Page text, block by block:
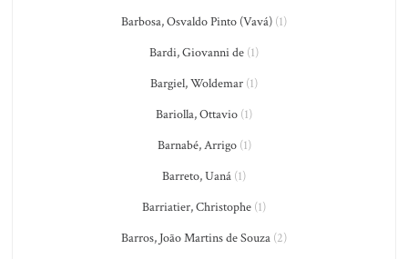
Barbosa, Osvaldo Pinto (Vavá) (1)
Bardi, Giovanni de (1)
Bargiel, Woldemar (1)
Bariolla, Ottavio (1)
Barnabé, Arrigo(1)
Barreto, Uaná (1)
Barriatier, Christophe (1)
Barros, João Martins de Souza (2)